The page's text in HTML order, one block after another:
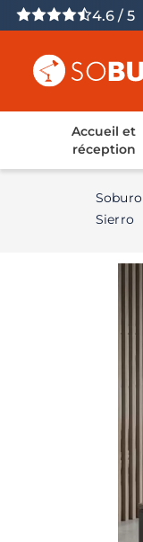
4.6 / 5
Accueil et
réception
Soburo
Sierro